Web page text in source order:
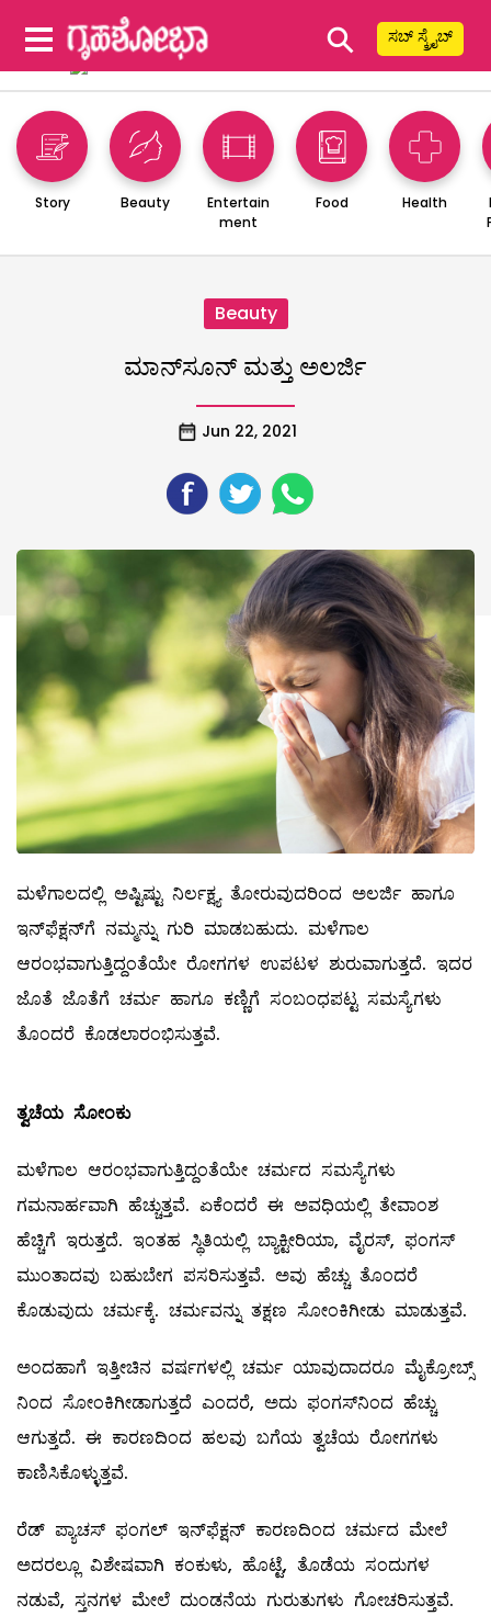
⚲ ಸಬ್ ಸ್ಕ್ರೈಬ್
Story Beauty
Entertain
ment
Food Health
Beauty
ಮಾನ್‌ಸೂನ್‌ ಮತ್ತು ಅಲರ್ಜಿ
Jun 22, 2021
ಮಳೆಗಾಲದಲ್ಲಿ ಅಷ್ಟಿಷ್ಟು ನಿರ್ಲಕ್ಷ್ಯ ತೋರುವುದರಿಂದ ಅಲರ್ಜಿ ಹಾಗೂ
ಇನ್‌ಫೆಕ್ಷನ್‌ಗೆ ನಮ್ಮನ್ನು ಗುರಿ ಮಾಡಬಹುದು. ಮಳೆಗಾಲ
ಆರಂಭವಾಗುತ್ತಿದ್ದಂತೆಯೇ ರೋಗಗಳ ಉಪಟಳ ಶುರುವಾಗುತ್ತದೆ. ಇದರ
ಜೊತೆ ಜೊತೆಗೆ ಚರ್ಮ ಹಾಗೂ ಕಣ್ಣಿಗೆ ಸಂಬಂಧಪಟ್ಟ ಸಮಸ್ಯೆಗಳು
ತೊಂದರೆ ಕೊಡಲಾರಂಭಿಸುತ್ತವೆ.
ತ್ವಚೆಯ ಸೋಂಕು
ಮಳೆಗಾಲ ಆರಂಭವಾಗುತ್ತಿದ್ದಂತೆಯೇ ಚರ್ಮದ ಸಮಸ್ಯೆಗಳು
ಗಮನಾರ್ಹವಾಗಿ ಹೆಚ್ಚುತ್ತವೆ. ಏಕೆಂದರೆ ಈ ಅವಧಿಯಲ್ಲಿ ತೇವಾಂಶ
ಹೆಚ್ಚಿಗೆ ಇರುತ್ತದೆ. ಇಂತಹ ಸ್ಥಿತಿಯಲ್ಲಿ ಬ್ಯಾಕ್ಟೀರಿಯಾ, ವೈರಸ್‌, ಫಂಗಸ್‌
ಮುಂತಾದವು ಬಹುಬೇಗ ಪಸರಿಸುತ್ತವೆ. ಅವು ಹೆಚ್ಚು ತೊಂದರೆ
ಕೊಡುವುದು ಚರ್ಮಕ್ಕೆ. ಚರ್ಮವನ್ನು ತಕ್ಷಣ ಸೋಂಕಿಗೀಡು ಮಾಡುತ್ತವೆ.
ಅಂದಹಾಗೆ ಇತ್ತೀಚಿನ ವರ್ಷಗಳಲ್ಲಿ ಚರ್ಮ ಯಾವುದಾದರೂ ಮೈಕ್ರೋಬ್ಸ್
ನಿಂದ ಸೋಂಕಿಗೀಡಾಗುತ್ತದೆ ಎಂದರೆ, ಅದು ಫಂಗಸ್‌ನಿಂದ ಹೆಚ್ಚು
ಆಗುತ್ತದೆ. ಈ ಕಾರಣದಿಂದ ಹಲವು ಬಗೆಯ ತ್ವಚೆಯ ರೋಗಗಳು
ಕಾಣಿಸಿಕೊಳ್ಳುತ್ತವೆ.
ರೆಡ್‌ ಪ್ಯಾಚಸ್‌ ಫಂಗಲ್ ಇನ್‌ಫೆಕ್ಷನ್‌ ಕಾರಣದಿಂದ ಚರ್ಮದ ಮೇಲೆ
ಅದರಲ್ಲೂ ವಿಶೇಷವಾಗಿ ಕಂಕುಳು, ಹೊಟ್ಟೆ, ತೊಡೆಯ ಸಂದುಗಳ
ನಡುವೆ, ಸ್ತನಗಳ ಮೇಲೆ ದುಂಡನೆಯ ಗುರುತುಗಳು ಗೋಚರಿಸುತ್ತವೆ.